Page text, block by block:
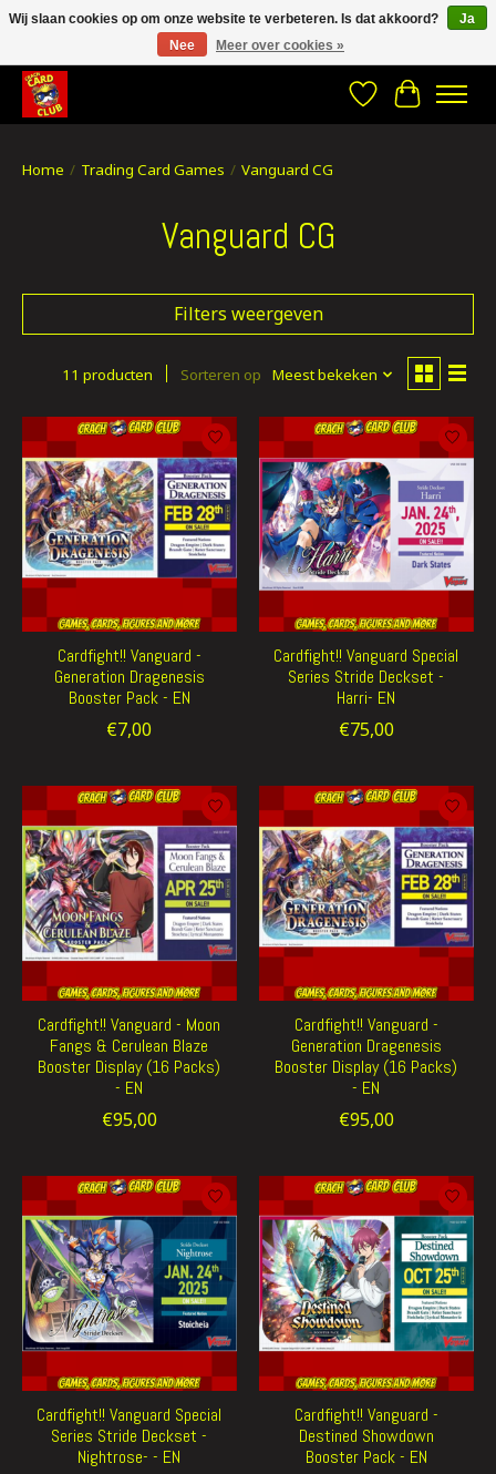
CRACH CARD CLUB , The best place to Geek out!
Verlanglijst
Home / Trading Card Games / Vanguard CG
Vanguard CG
Filters weergeven
11 producten Sorteren op Meest bekeken
Cardfight!! Vanguard -
Generation Dragenesis
Booster Pack - EN
€7,00
Cardfight!! Vanguard Special
Series Stride Deckset -
Harri- EN
€75,00
Cardfight!! Vanguard - Moon
Fangs & Cerulean Blaze
Booster Display (16 Packs)
- EN
€95,00
Cardfight!! Vanguard -
Generation Dragenesis
Booster Display (16 Packs)
- EN
€95,00
Cardfight!! Vanguard Special
Series Stride Deckset -
Nightrose- - EN
Cardfight!! Vanguard -
Destined Showdown
Booster Pack - EN
Wij slaan cookies op om onze website te verbeteren. Is dat akkoord?
Ja
Nee
Meer over cookies »